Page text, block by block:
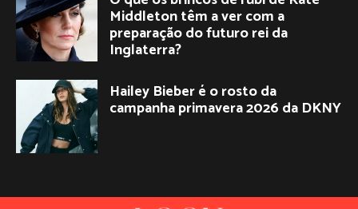
Middleton têm a ver com a
preparação do futuro rei da
Inglaterra?
Hailey Bieber é o rosto da
campanha primavera 2026 da DKNY